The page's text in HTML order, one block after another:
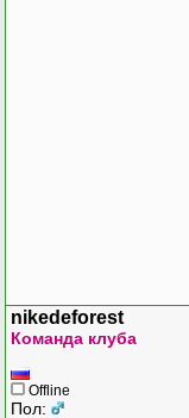
nikedeforest
Команда клуба
Offline
Пол: